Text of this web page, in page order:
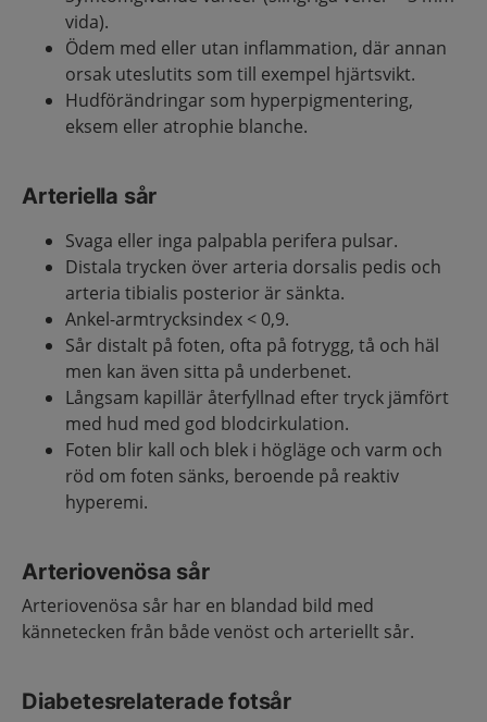
vida).
Ödem med eller utan inflammation, där annan
orsak uteslutits som till exempel hjärtsvikt.
Hudförändringar som hyperpigmentering,
eksem eller atrophie blanche.
Arteriella sår
Svaga eller inga palpabla perifera pulsar.
Distala trycken över arteria dorsalis pedis och
arteria tibialis posterior är sänkta.
Ankel-armtrycksindex < 0,9.
Sår distalt på foten, ofta på fotrygg, tå och häl
men kan även sitta på underbenet.
Långsam kapillär återfyllnad efter tryck jämfört
med hud med god blodcirkulation.
Foten blir kall och blek i högläge och varm och
röd om foten sänks, beroende på reaktiv
hyperemi.
Arteriovenösa sår
Arteriovenösa sår har en blandad bild med
kännetecken från både venöst och arteriellt sår.
Diabetesrelaterade fotsår